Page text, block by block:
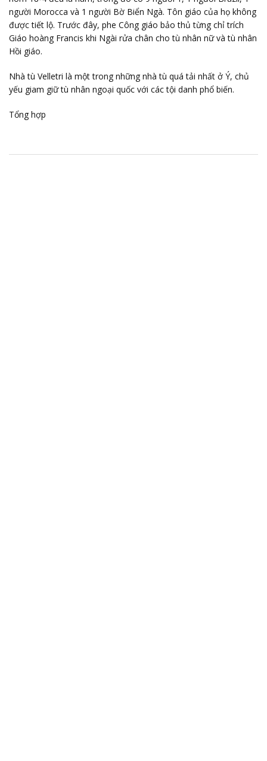
người Morocca và 1 người Bờ Biển Ngà. Tôn giáo của họ không
được tiết lộ. Trước đây, phe Công giáo bảo thủ từng chỉ trích
Giáo hoàng Francis khi Ngài rửa chân cho tù nhân nữ và tù nhân
Hồi giáo.
Nhà tù Velletri là một trong những nhà tù quá tải nhất ở Ý, chủ
yếu giam giữ tù nhân ngoại quốc với các tội danh phổ biến.
Tổng hợp